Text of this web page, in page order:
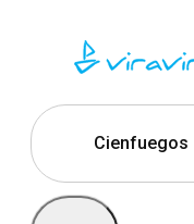
Cienfuegos